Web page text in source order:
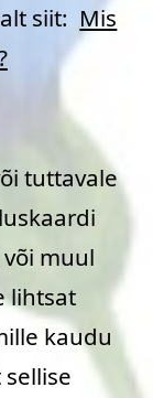
siit: Mis
tuttavale
muul
lihtsat
kaudu